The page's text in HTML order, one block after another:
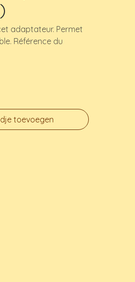
adaptateur. Permet
Référence du
toevoegen